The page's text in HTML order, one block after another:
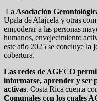
La Asociación
Upala de Alajuela y otras
empoderar a las personas
humanos, envejecimiento
este año 2025 se concluye la
cobertura.
Las redes de AGECO p
informarse, aprender y ser
activas. Costa Rica cuenta
Comunales con los cuales